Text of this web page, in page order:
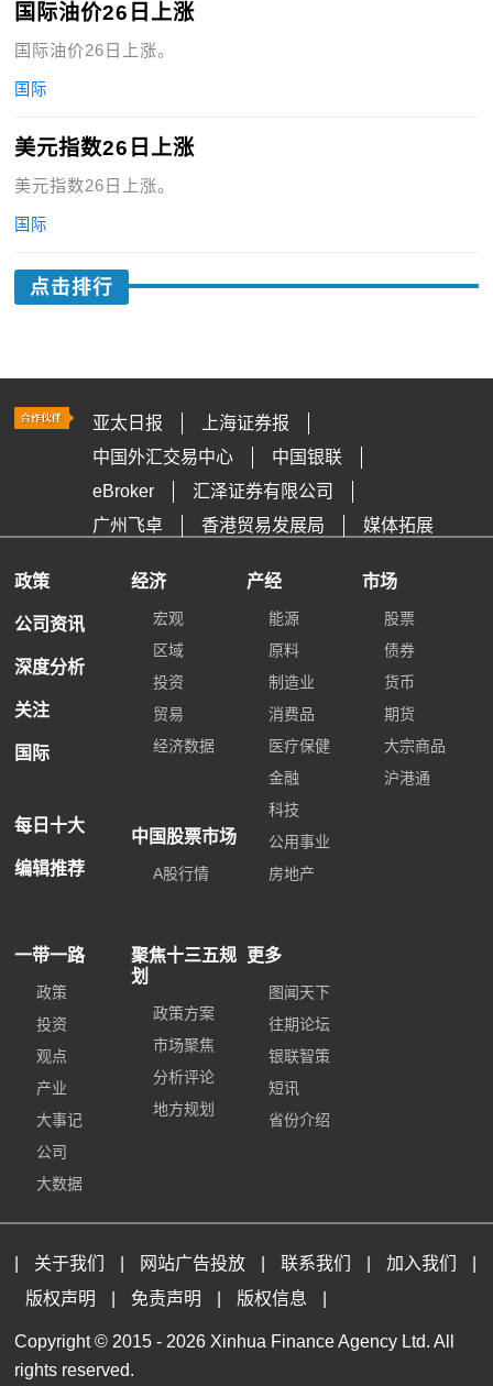
国际油价26日上涨
国际油价26日上涨。
国际
美元指数26日上涨
美元指数26日上涨。
国际
点击排行
亚太日报
上海证券报
中国外汇交易中心
中国银联
eBroker
汇泽证券有限公司
广州飞卓
香港贸易发展局 媒体拓展
政策
公司资讯
深度分析
关注
国际
每日十大
编辑推荐
经济
宏观
区域
投资
贸易
经济数据
中国股票市场
A股行情
产经
能源
原料
制造业
消费品
医疗保健
金融
科技
公用事业
房地产
市场
股票
债券
货币
期货
大宗商品
沪港通
一带一路
政策
投资
观点
产业
大事记
公司
大数据
聚焦十三五规
划
政策方案
市场聚焦
分析评论
地方规划
更多
图闻天下
往期论坛
银联智策
短讯
省份介绍
关于我们 网站广告投放 联系我们 加入我们
版权声明
免责声明 版权信息
Copyright © 2015 - 2026 Xinhua Finance Agency Ltd. All
rights reserved.